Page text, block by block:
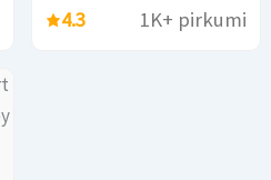
4.3 1K+ pirkumi